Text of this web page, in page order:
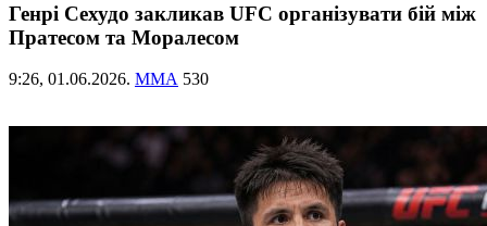
Генрі Сехудо закликав UFC організувати бій між
Пратесом та Моралесом
9:26, 01.06.2026. ММА 530